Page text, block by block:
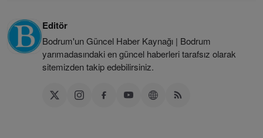
Editör
Bodrum'un Güncel Haber Kaynağı | Bodrum
yarımadasındaki en güncel haberleri tarafsız olarak
sitemizden takip edebilirsiniz.